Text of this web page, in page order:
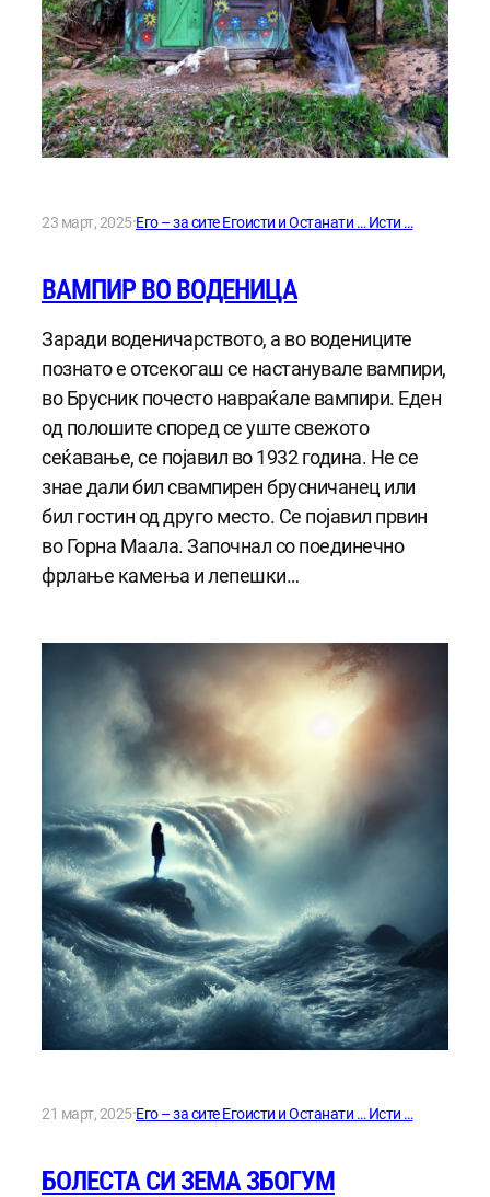
23 март, 2025·Его – за сите Егоисти и Останати … Исти …
ВАМПИР ВО ВОДЕНИЦА
Заради воденичарството, а во водениците
познато е отсекогаш се настанувале вампири,
во Брусник почесто навраќале вампири. Еден
од полошите според се уште свежото
сеќавање, се појавил во 1932 година. Не се
знае дали бил свампирен брусничанец или
бил гостин од друго место. Се појавил првин
во Горна Маала. Започнал со поединечно
фрлање камења и лепешки…
21 март, 2025·Его – за сите Егоисти и Останати … Исти …
БОЛЕСТА СИ ЗЕМА ЗБОГУМ